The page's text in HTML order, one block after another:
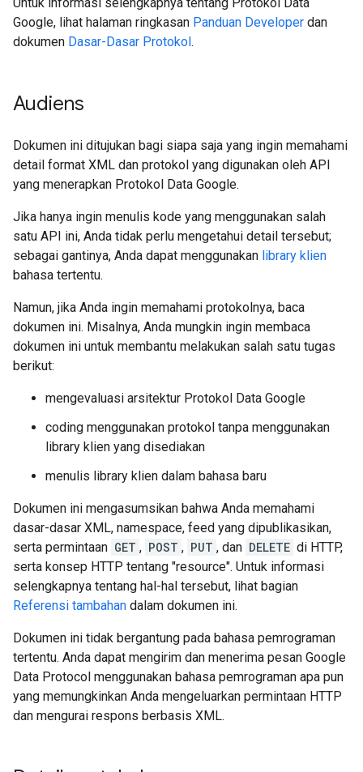
Google, lihat halaman ringkasan Panduan Developer dan
dokumen Dasar-Dasar Protokol.
Audiens
Dokumen ini ditujukan bagi siapa saja yang ingin memahami
detail format XML dan protokol yang digunakan oleh API
yang menerapkan Protokol Data Google.
Jika hanya ingin menulis kode yang menggunakan salah
satu API ini, Anda tidak perlu mengetahui detail tersebut;
sebagai gantinya, Anda dapat menggunakan library klien
bahasa tertentu.
Namun, jika Anda ingin memahami protokolnya, baca
dokumen ini. Misalnya, Anda mungkin ingin membaca
dokumen ini untuk membantu melakukan salah satu tugas
berikut:
mengevaluasi arsitektur Protokol Data Google
coding menggunakan protokol tanpa menggunakan
library klien yang disediakan
menulis library klien dalam bahasa baru
Dokumen ini mengasumsikan bahwa Anda memahami
dasar-dasar XML, namespace, feed yang dipublikasikan,
serta permintaan GET , POST , PUT , dan DELETE di HTTP,
serta konsep HTTP tentang "resource". Untuk informasi
selengkapnya tentang hal-hal tersebut, lihat bagian
Referensi tambahan dalam dokumen ini.
Dokumen ini tidak bergantung pada bahasa pemrograman
tertentu. Anda dapat mengirim dan menerima pesan Google
Data Protocol menggunakan bahasa pemrograman apa pun
yang memungkinkan Anda mengeluarkan permintaan HTTP
dan mengurai respons berbasis XML.